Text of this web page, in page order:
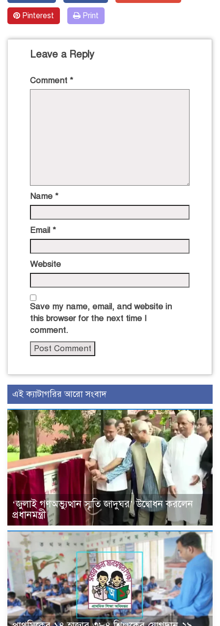
Pinterest Print
Leave a Reply
Comment *
Name *
Email *
Website
Save my name, email, and website in
this browser for the next time I
comment.
এই ক্যাটাগরির আরো সংবাদ
‘জুলাই গণঅভ্যুত্থান স্মৃতি জাদুঘর’ উদ্বোধন করলেন
প্রধানমন্ত্রী